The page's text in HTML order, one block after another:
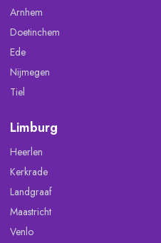
Arnhem
Doetinchem
Ede
Nijmegen
Tiel
Limburg
Heerlen
Kerkrade
Landgraaf
Maastricht
Venlo